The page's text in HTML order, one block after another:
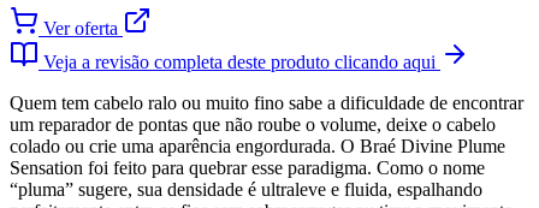
Ver oferta
Veja a revisão completa deste produto clicando aqui
Quem tem cabelo ralo ou muito fino sabe a dificuldade de encontrar
um reparador de pontas que não roube o volume, deixe o cabelo
colado ou crie uma aparência engordurada. O Braé Divine Plume
Sensation foi feito para quebrar esse paradigma. Como o nome
“pluma” sugere, sua densidade é ultraleve e fluida, espalhando